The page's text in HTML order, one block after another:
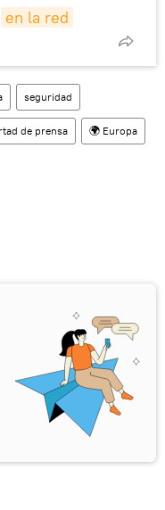
en la red
seguridad
de prensa 🌍 Europa